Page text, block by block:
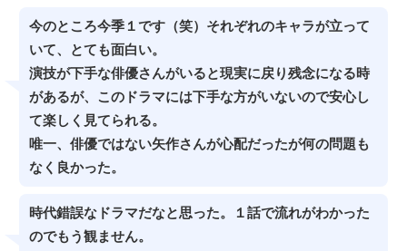
今のところ今季１です（笑）それぞれのキャラが立って
いて、とても面白い。
演技が下手な俳優さんがいると現実に戻り残念になる時
があるが、このドラマには下手な方がいないので安心し
て楽しく見てられる。
唯一、俳優ではない矢作さんが心配だったが何の問題も
なく良かった。
時代錯誤なドラマだなと思った。１話で流れがわかった
のでもう観ません。